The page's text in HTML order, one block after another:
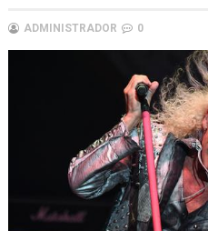
ADMINISTRADOR 0